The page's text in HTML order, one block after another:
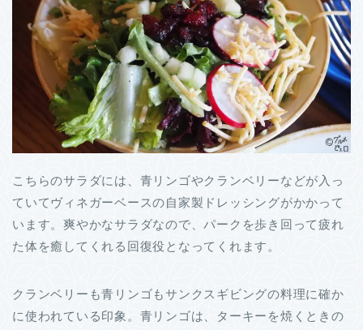
こちらのサラダには、青リンゴやクランベリーなどが入っ
ていてヴィネガーベースの自家製ドレッシングがかかって
います。爽やかなサラダなので、パークを歩き回って疲れ
た体を癒してくれる回復役となってくれます。
クランベリーも青リンゴもサンクスギビングの料理に確か
に使われている印象。青リンゴは、ターキーを焼くときの